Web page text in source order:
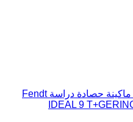
جديد ماكينة حصادة دراسة Fendt
IDEAL 9